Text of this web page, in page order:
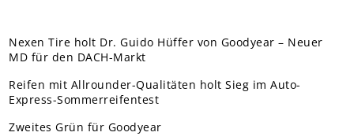
Nexen Tire holt Dr. Guido Hüffer von Goodyear – Neuer
MD für den DACH-Markt
Reifen mit Allrounder-Qualitäten holt Sieg im Auto-
Express-Sommerreifentest
Zweites Grün für Goodyear